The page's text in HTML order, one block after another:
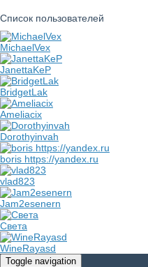
Список пользователей
MichaelVex
JanettaKeP
BridgetLak
Ameliacix
Dorothyinvah
boris https://yandex.ru
vlad823
Jam2esenern
Света
WineRayasd
Toggle navigation